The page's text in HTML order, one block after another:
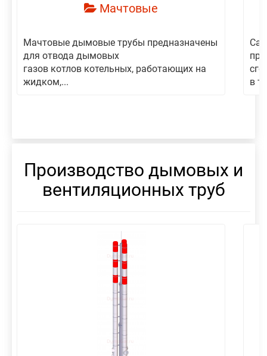
Мачтовые
Мачтовые дымовые трубы предназначены
для отвода дымовых
газов котлов котельных, работающих на
жидком,...
в
Производство дымовых и
вентиляционных труб